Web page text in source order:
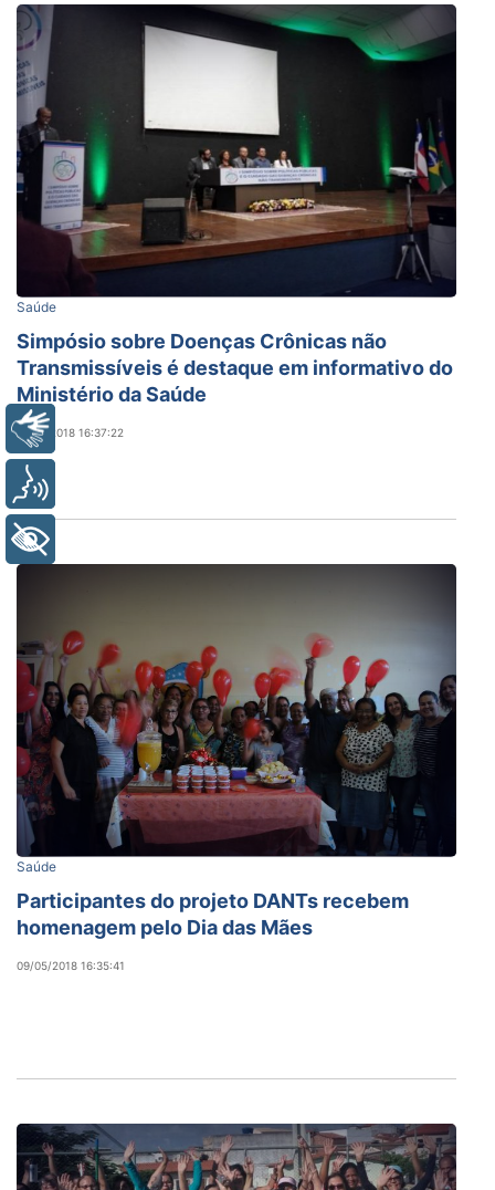
Saúde
Simpósio sobre Doenças Crônicas não
Transmissíveis é destaque em informativo do
Ministério da Saúde
07/11/2018 16:37:22
Saúde
Participantes do projeto DANTs recebem
homenagem pelo Dia das Mães
09/05/2018 16:35:41
Libras